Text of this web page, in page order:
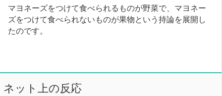
マヨネーズをつけて食べられるものが野菜で、マヨネー
ズをつけて食べられないものが果物という持論を展開し
たのです。
ネット上の反応